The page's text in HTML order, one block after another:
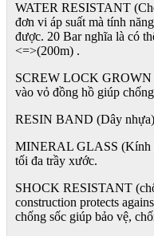
WATER RESISTANT
đơn vi áp suất mà tính
được. 20 Bar nghĩa là có
<=>(200m) .
SCREW LOCK GROWN
vào vỏ đồng hồ giúp
RESIN BAND (Dây nhựa)
MINERAL GLASS (Kính
tối đa trầy xước.
SHOCK RESISTANT
construction protects
chống sốc giúp bảo vệ,